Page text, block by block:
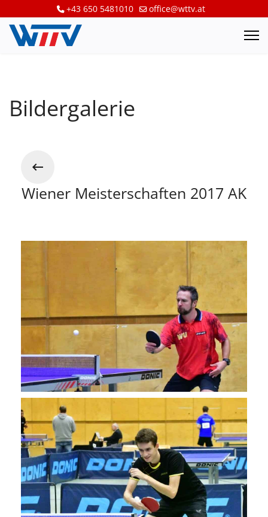
+43 650 5481010 office@wttv.at
Bildergalerie
Wiener Meisterschaften 2017 AK